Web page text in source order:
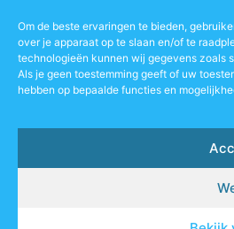
Om de beste ervaringen te bieden,
over je apparaat op te slaan en/of te
technologieën kunnen wij gegevens zoals
Als je geen toestemming geeft of uw
hebben op bepaalde functies en